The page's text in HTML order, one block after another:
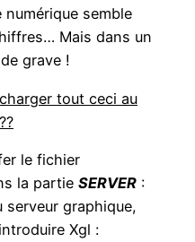
numérique semble
Mais dans un
grave !
tout ceci au
le fichier
la partie SERVER :
serveur graphique,
Xgl :